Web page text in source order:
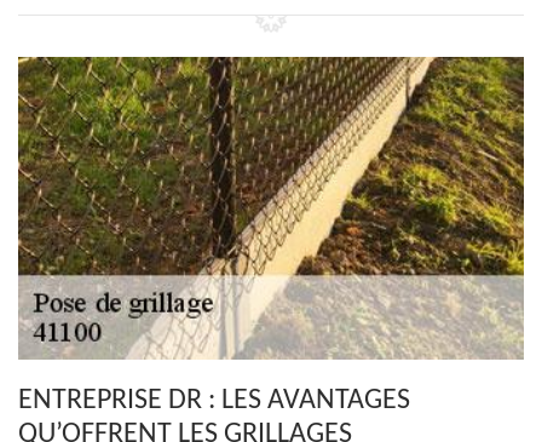
ENTREPRISE DR : LES AVANTAGES
QU’OFFRENT LES GRILLAGES